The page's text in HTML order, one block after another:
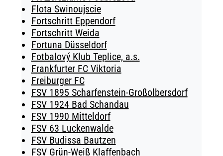
Flota Swinoujscie
Fortschritt Eppendorf
Fortschritt Weida
Fortuna Düsseldorf
Fotbalový Klub Teplice, a.s.
Frankfurter FC Viktoria
Freiburger FC
FSV 1895 Scharfenstein-Großolbersdorf
FSV 1924 Bad Schandau
FSV 1990 Mitteldorf
FSV 63 Luckenwalde
FSV Budissa Bautzen
FSV Grün-Weiß Klaffenbach